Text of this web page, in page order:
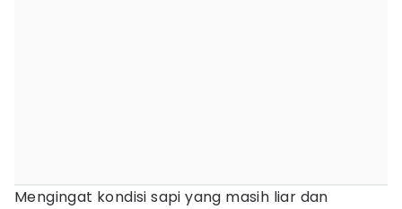
Mengingat kondisi sapi yang masih liar dan